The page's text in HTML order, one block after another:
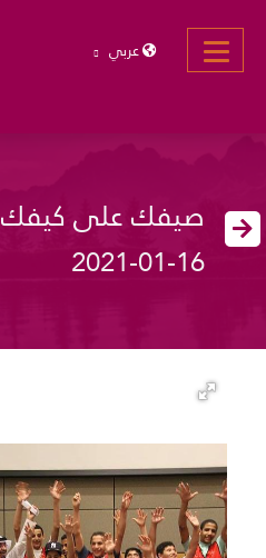
عربي
صيفك على كيفك
2021-01-16